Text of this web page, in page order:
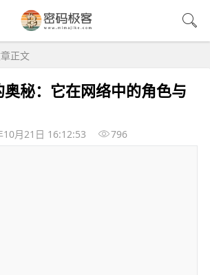
正文
秘：它在网络中的角色与
10月21日 16:12:53 796